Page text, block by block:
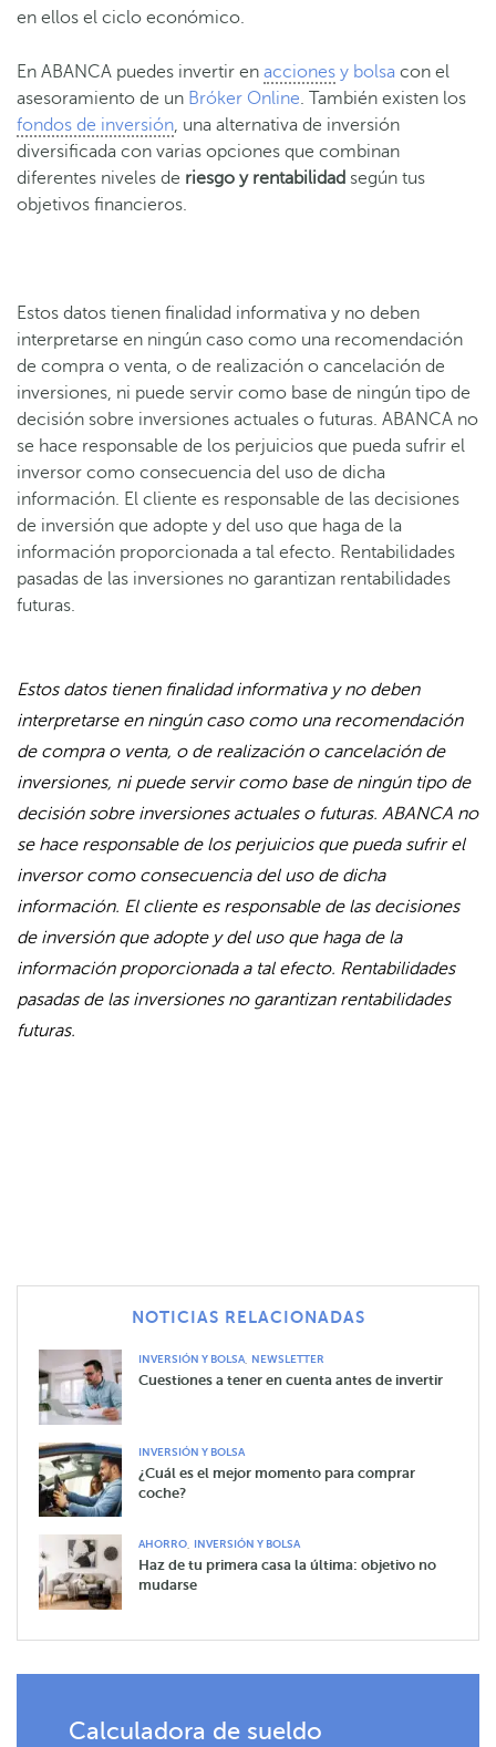
en ellos el ciclo económico.
En ABANCA puedes invertir en acciones y bolsa con el
asesoramiento de un Bróker Online. También existen los
fondos de inversión, una alternativa de inversión
diversificada con varias opciones que combinan
diferentes niveles de riesgo y rentabilidad según tus
objetivos financieros.
Estos datos tienen finalidad informativa y no deben
interpretarse en ningún caso como una recomendación
de compra o venta, o de realización o cancelación de
inversiones, ni puede servir como base de ningún tipo de
decisión sobre inversiones actuales o futuras. ABANCA no
se hace responsable de los perjuicios que pueda sufrir el
inversor como consecuencia del uso de dicha
información. El cliente es responsable de las decisiones
de inversión que adopte y del uso que haga de la
información proporcionada a tal efecto. Rentabilidades
pasadas de las inversiones no garantizan rentabilidades
futuras.
Estos datos tienen finalidad informativa y no deben
interpretarse en ningún caso como una recomendación
de compra o venta, o de realización o cancelación de
inversiones, ni puede servir como base de ningún tipo de
decisión sobre inversiones actuales o futuras. ABANCA no
se hace responsable de los perjuicios que pueda sufrir el
inversor como consecuencia del uso de dicha
información. El cliente es responsable de las decisiones
de inversión que adopte y del uso que haga de la
información proporcionada a tal efecto. Rentabilidades
pasadas de las inversiones no garantizan rentabilidades
futuras.
NOTICIAS RELACIONADAS
INVERSIÓN Y BOLSA, NEWSLETTER
Cuestiones a tener en cuenta antes de invertir
INVERSIÓN Y BOLSA
¿Cuál es el mejor momento para comprar
coche?
AHORRO INVERSIÓN Y BOLSA
Haz de tu primera casa la última: objetivo no
mudarse
Calculadora de sueldo